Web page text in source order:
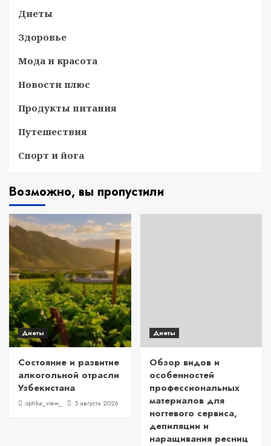
Диеты
Здоровье
Мода и красота
Новости плюс
Продукты питания
Путешествия
Спорт и йога
Возможно, вы пропустили
Диеты
Состояние и развитие
алкогольной отрасли
Узбекистана
optika_view_ 5 августа 2026
Диеты
Обзор видов и
особенностей
профессиональных
материалов для
ногтевого сервиса,
депиляции и
наращивания ресниц